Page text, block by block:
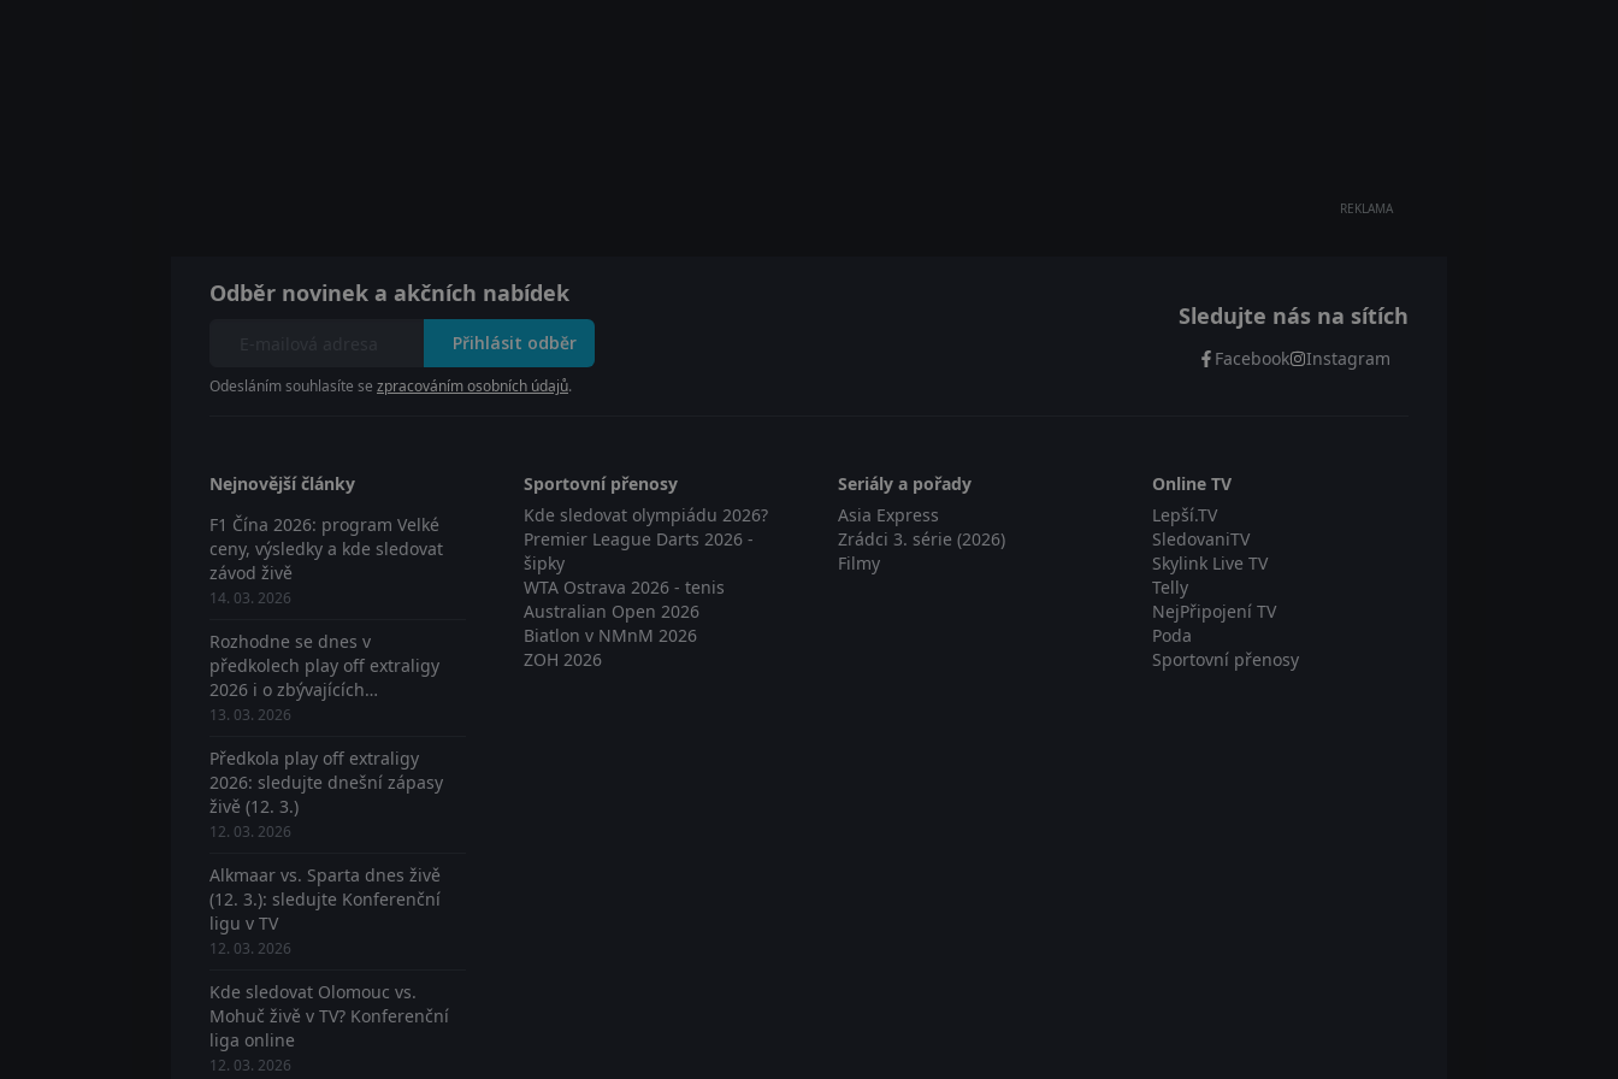
REKLAMA
Odběr novinek a akčních nabídek
Přihlásit odběr
Odesláním souhlasíte se zpracováním osobních údajů.
Sledujte nás na sítích
Facebook Instagram
Nejnovější články
F1 Čína 2026: program Velké
ceny, výsledky a kde sledovat
závod živě
14. 03. 2026
Rozhodne se dnes v
předkolech play off extraligy
2026 i o zbývajících
postupujících? Sledujte živě
13. 03. 2026
Předkola play off extraligy
2026: sledujte dnešní zápasy
živě (12. 3.)
12. 03. 2026
Alkmaar vs. Sparta dnes živě
(12. 3.): sledujte Konferenční
ligu v TV
12. 03. 2026
Kde sledovat Olomouc vs.
Mohuč živě v TV? Konferenční
liga online
12. 03. 2026
Sportovní přenosy
Kde sledovat olympiádu 2026?
Premier League Darts 2026 -
šipky
WTA Ostrava 2026 - tenis
Australian Open 2026
Biatlon v NMnM 2026
ZOH 2026
Seriály a pořady
Asia Express
Zrádci 3. série (2026)
Filmy
Online TV
Lepší.TV
SledovaniTV
Skylink Live TV
Telly
NejPřipojení TV
Poda
Sportovní přenosy